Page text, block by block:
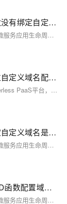
Serverless 应用引擎产品使用合集之函数没有绑定自定义域名，如何在公网访问该函数
阿里云Serverless 应用引擎（SAE）提供了完整的微服务应用生命周期管理能力，包括应用部署、服务治理、开发运维、资源管理等功能，并通过扩展功能支持多环境管理、API Gateway、事件驱动等高级应用场景，帮助企业快速构建、部署、运维和扩展微服务架构，实现Serverless化的应用部署与运维模式。以下是对SAE产品使用合集的概述，包括应用管理、服务治理、开发运维、资源管理等方面。
Serverless 应用引擎操作报错合集之通过自定义域名配置jwt认证，始终报错："Code": "JWTTokenIsInvalid",是什么导致的
Serverless 应用引擎（SAE）是阿里云提供的Serverless PaaS平台，支持Spring Cloud、Dubbo、HSF等主流微服务框架，简化应用的部署、运维和弹性伸缩。在使用SAE过程中，可能会遇到各种操作报错。以下是一些常见的报错情况及其可能的原因和解决方法。
Serverless 应用引擎产品使用合集之绑定自定义域名是否要确定解析设置
阿里云Serverless 应用引擎（SAE）提供了完整的微服务应用生命周期管理能力，包括应用部署、服务治理、开发运维、资源管理等功能，并通过扩展功能支持多环境管理、API Gateway、事件驱动等高级应用场景，帮助企业快速构建、部署、运维和扩展微服务架构，实现Serverless化的应用部署与运维模式。以下是对SAE产品使用合集的概述，包括应用管理、服务治理、开发运维、资源管理等方面。
Serverless 应用引擎产品使用合集之为SD函数配置域名并添加路径/sd后无法正常访问，如何配置自定义域名
阿里云Serverless 应用引擎（SAE）提供了完整的微服务应用生命周期管理能力，包括应用部署、服务治理、开发运维、资源管理等功能，并通过扩展功能支持多环境管理、API Gateway、事件驱动等高级应用场景，帮助企业快速构建、部署、运维和扩展微服务架构，实现Serverless化的应用部署与运维模式。以下是对SAE产品使用合集的概述，包括应用管理、服务治理、开发运维、资源管理等方面。